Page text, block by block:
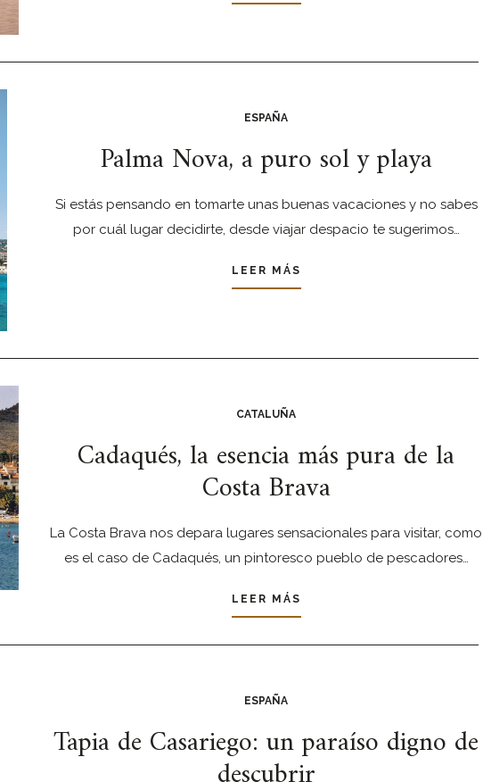
ESPAÑA
Palma Nova, a puro sol y playa
Si estás pensando en tomarte unas buenas vacaciones y no sabes
por cuál lugar decidirte, desde viajar despacio te sugerimos…
LEER MÁS
CATALUÑA
Cadaqués, la esencia más pura de la
Costa Brava
La Costa Brava nos depara lugares sensacionales para visitar, como
es el caso de Cadaqués, un pintoresco pueblo de pescadores…
LEER MÁS
ESPAÑA
Tapia de Casariego: un paraíso digno de